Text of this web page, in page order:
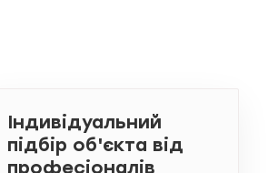
Індивідуальний
підбір об'єкта від
професіоналів